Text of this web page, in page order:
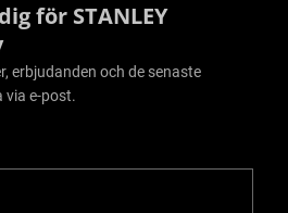
för STANLEY
erbjudanden och de senaste
via e-post.